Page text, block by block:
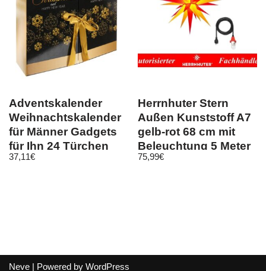
Adventskalender
Weihnachtskalender
für Männer Gadgets
für Ihn 24 Türchen
9230
37,11€
Herrnhuter Stern
Außen Kunststoff A7
gelb-rot 68 cm mit
Beleuchtung 5 Meter
Kabel
75,99€
Neve | Powered by WordPress